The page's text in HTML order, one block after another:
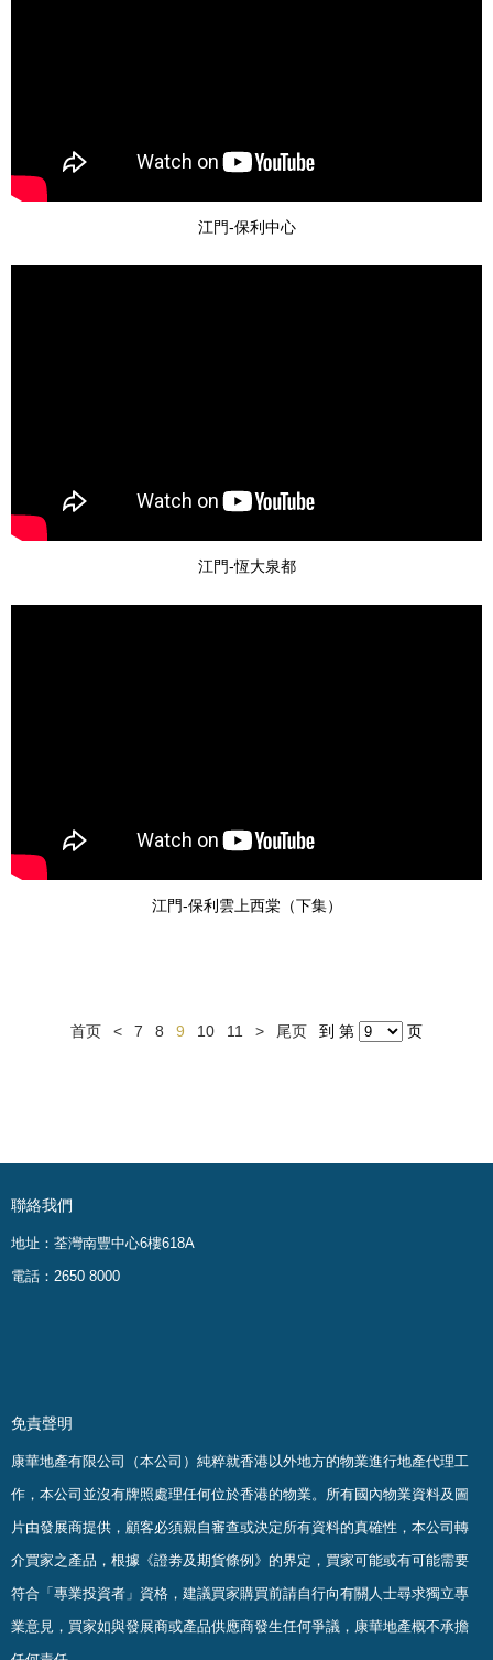
江門-保利中心
江門-恆大泉都
江門-保利雲上西棠（下集）
首页 < 7 8 9 10 11 > 尾页 到 第 页
聯絡我們
地址：荃灣南豐中心6樓618A
電話：2650 8000
免責聲明
康華地產有限公司（本公司）純粹就香港以外地方的物業進行地產代理工
作，本公司並沒有牌照處理任何位於香港的物業。 所有國內物業資料及圖
片由發展商提供，顧客必須親自審查或決定所有資料的真確性 ， 本公司轉
介買家之產品，根據《證劵及期貨條例》的界定，買家可能或有可能需要
符合「專業投資者」資格，建議買家購買前請自行向有關人士尋求獨立專
業意見，買家如與發展商或產品供應商發生任何爭議，康華地產概不承擔